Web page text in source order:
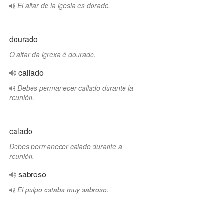
El altar de la igesia es dorado.
dourado
O altar da igrexa é dourado.
callado
Debes permanecer callado durante la
reunión.
calado
Debes permanecer calado durante a
reunión.
sabroso
El pulpo estaba muy sabroso.